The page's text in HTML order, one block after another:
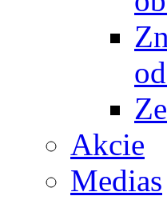
Akcie
Medias